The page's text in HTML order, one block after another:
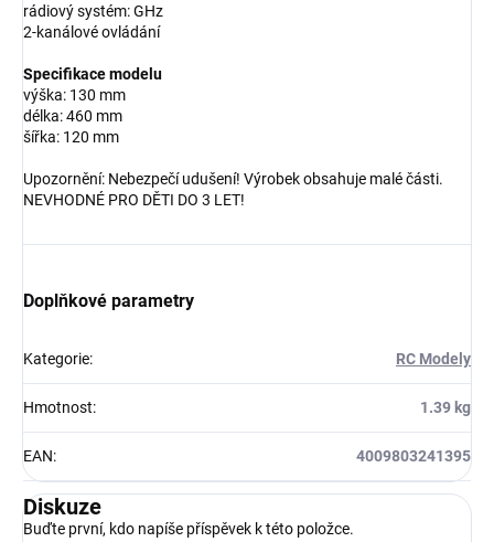
rádiový systém: GHz
2-kanálové ovládání
Specifikace modelu
výška: 130 mm
délka: 460 mm
šířka: 120 mm
Upozornění: Nebezpečí udušení! Výrobek obsahuje malé části.
NEVHODNÉ PRO DĚTI DO 3 LET!
Doplňkové parametry
Kategorie: RC Modely
Hmotnost: 1.39 kg
EAN: 4009803241395
Diskuze
Buďte první, kdo napíše příspěvek k této položce.